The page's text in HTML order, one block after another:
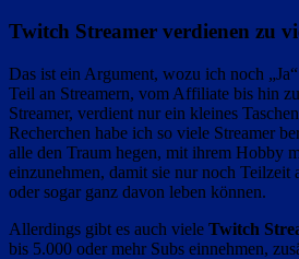
Twitch Streamer verdienen zu
Das ist ein Argument, wozu ich noch
Teil an Streamern, vom Affiliate bis hin
Streamer, verdient nur ein kleines
Recherchen habe ich so viele Streamer
alle den Traum hegen, mit ihrem Hobby
einzunehmen, damit sie nur noch Teilzeit
oder sogar ganz davon leben können.
Allerdings gibt es auch viele Twitch
bis 5.000 oder mehr Subs einnehmen,